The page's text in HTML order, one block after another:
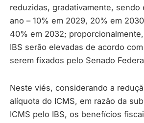
reduzidas, gradativamente, sendo
ano – 10% em 2029, 20% em
40% em 2032;
IBS serão elevadas de acordo
serem fixados pelo Senado
Neste viés, considerando a
alíquota do ICMS, em razão da
ICMS pelo IBS, os benefícios